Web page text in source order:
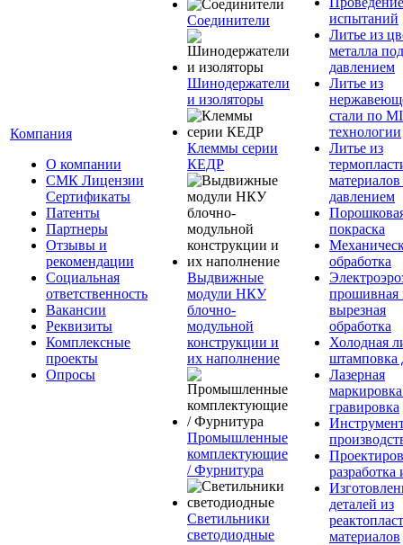
Компания
О компании
СМК Лицензии
Сертификаты
Патенты
Партнеры
Отзывы и
рекомендации
Социальная
ответственность
Вакансии
Реквизиты
Комплексные
проекты
Опросы
Соединители
Шинодержатели
и изоляторы
Клеммы серии
КЕДР
Выдвижные
модули НКУ
блочно-
модульной
конструкции и
их наполнение
Промышленные
комплектующие
/ Фурнитура
Светильники
светодиодные
испытаний
Литье из
металла под
давлением
Литье из
стали по
технологии
Литье из
давлением
покраска
обработка
прошивная
вырезная
обработка
Холодная
штамповка
Лазерная
гравировка
разработка
деталей из
материалов